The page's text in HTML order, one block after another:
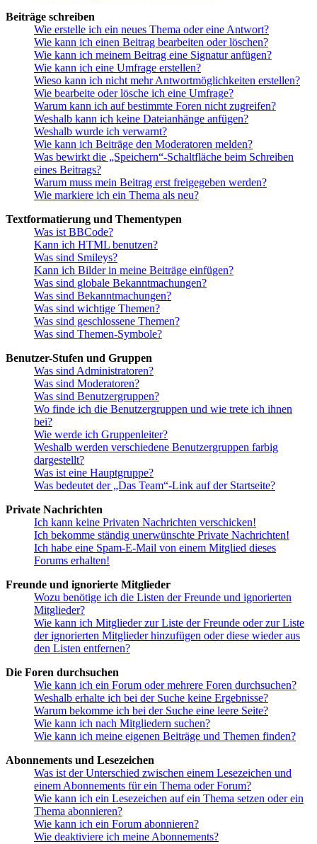
Beiträge schreiben
Wie erstelle ich ein neues Thema oder eine Antwort?
Wie kann ich einen Beitrag bearbeiten oder löschen?
Wie kann ich meinem Beitrag eine Signatur anfügen?
Wie kann ich eine Umfrage erstellen?
Wieso kann ich nicht mehr Antwortmöglichkeiten erstellen?
Wie bearbeite oder lösche ich eine Umfrage?
Warum kann ich auf bestimmte Foren nicht zugreifen?
Weshalb kann ich keine Dateianhänge anfügen?
Weshalb wurde ich verwarnt?
Wie kann ich Beiträge den Moderatoren melden?
Was bewirkt die „Speichern“-Schaltfläche beim Schreiben
eines Beitrags?
Warum muss mein Beitrag erst freigegeben werden?
Wie markiere ich ein Thema als neu?
Textformatierung und Thementypen
Was ist BBCode?
Kann ich HTML benutzen?
Was sind Smileys?
Kann ich Bilder in meine Beiträge einfügen?
Was sind globale Bekanntmachungen?
Was sind Bekanntmachungen?
Was sind wichtige Themen?
Was sind geschlossene Themen?
Was sind Themen-Symbole?
Benutzer-Stufen und Gruppen
Was sind Administratoren?
Was sind Moderatoren?
Was sind Benutzergruppen?
Wo finde ich die Benutzergruppen und wie trete ich ihnen
bei?
Wie werde ich Gruppenleiter?
Weshalb werden verschiedene Benutzergruppen farbig
dargestellt?
Was ist eine Hauptgruppe?
Was bedeutet der „Das Team“-Link auf der Startseite?
Private Nachrichten
Ich kann keine Privaten Nachrichten verschicken!
Ich bekomme ständig unerwünschte Private Nachrichten!
Ich habe eine Spam-E-Mail von einem Mitglied dieses
Forums erhalten!
Freunde und ignorierte Mitglieder
Wozu benötige ich die Listen der Freunde und ignorierten
Mitglieder?
Wie kann ich Mitglieder zur Liste der Freunde oder zur Liste
der ignorierten Mitglieder hinzufügen oder diese wieder aus
den Listen entfernen?
Die Foren durchsuchen
Wie kann ich ein Forum oder mehrere Foren durchsuchen?
Weshalb erhalte ich bei der Suche keine Ergebnisse?
Warum bekomme ich bei der Suche eine leere Seite?
Wie kann ich nach Mitgliedern suchen?
Wie kann ich meine eigenen Beiträge und Themen finden?
Abonnements und Lesezeichen
Was ist der Unterschied zwischen einem Lesezeichen und
einem Abonnements für ein Thema oder Forum?
Wie kann ich ein Lesezeichen auf ein Thema setzen oder ein
Thema abonnieren?
Wie kann ich ein Forum abonnieren?
Wie deaktiviere ich meine Abonnements?